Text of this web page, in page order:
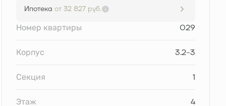
Ипотека от 32 827 руб.
Номер квартиры 029
Корпус 3.2-3
Секция 1
Этаж 4